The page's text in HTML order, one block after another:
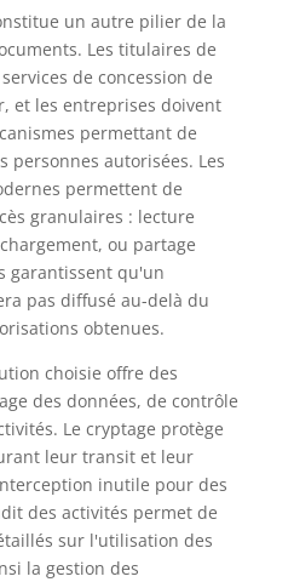
un autre pilier de la
Les titulaires de
de concession de
et les entreprises doivent
permettant de
personnes autorisées. Les
permettent de
granulaires : lecture
ou partage
garantissent qu'un
pas diffusé au-delà du
obtenues.
choisie offre des
des données, de contrôle
Le cryptage protège
leur transit et leur
inutile pour des
des activités permet de
sur l'utilisation des
la gestion des